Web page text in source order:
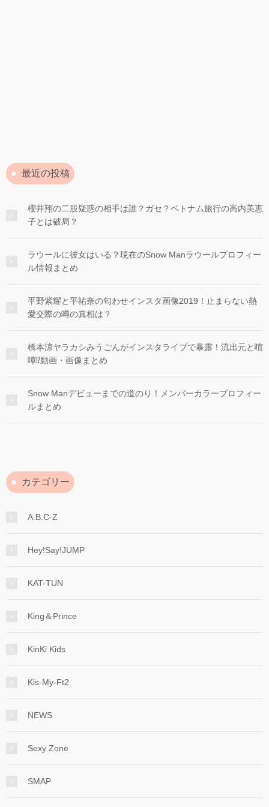
最近の投稿
櫻井翔の二股疑惑の相手は誰？ガセ？ベトナム旅行の高内美恵
子とは破局？
ラウールに彼女はいる？現在のSnow Manラウールプロフィー
ル情報まとめ
平野紫耀と平祐奈の匂わせインスタ画像2019！止まらない熱
愛交際の噂の真相は？
橋本涼ヤラカシみうごんがインスタライブで暴露！流出元と喧
嘩⁉︎動画・画像まとめ
Snow Manデビューまでの道のり！メンバーカラープロフィー
ルまとめ
カテゴリー
A.B.C-Z
Hey!Say!JUMP
KAT-TUN
King＆Prince
KinKi Kids
Kis-My-Ft2
NEWS
Sexy Zone
SMAP